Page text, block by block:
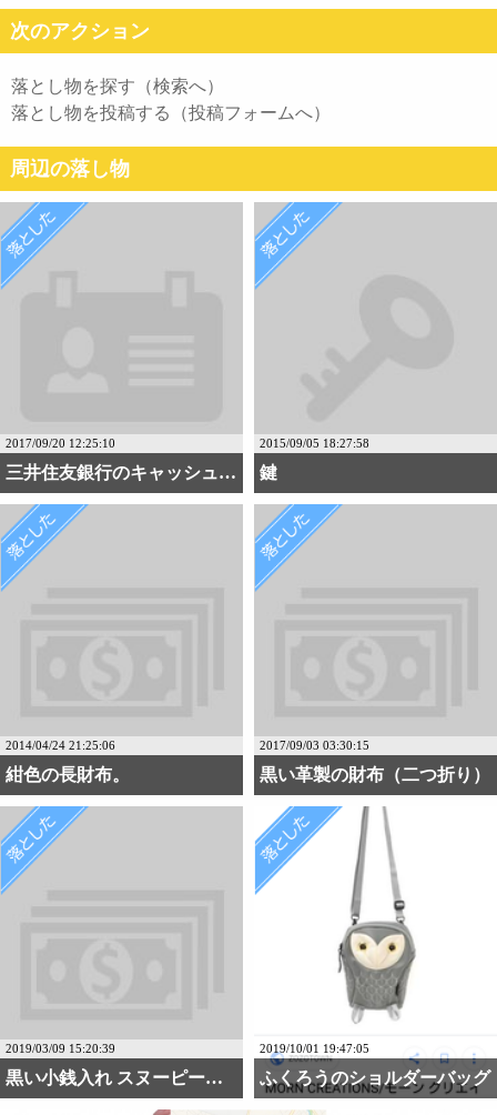
次のアクション
落とし物を探す（検索へ）
落とし物を投稿する（投稿フォームへ）
周辺の落し物
2017/09/20 12:25:10
三井住友銀行のキャッシュカード
2015/09/05 18:27:58
鍵
2014/04/24 21:25:06
紺色の長財布。
2017/09/03 03:30:15
黒い革製の財布（二つ折り）
2019/03/09 15:20:39
黒い小銭入れ スヌーピー・・・
2019/10/01 19:47:05
ふくろうのショルダーバッグ